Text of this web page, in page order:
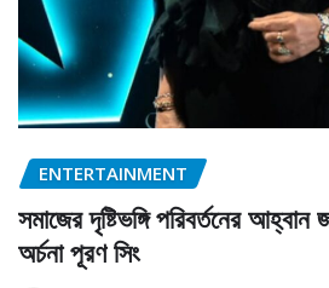
ENTERTAINMENT
সমাজের দৃষ্টিভঙ্গি পরিবর্তনের আহ্বান
অর্চনা পূরণ সিং